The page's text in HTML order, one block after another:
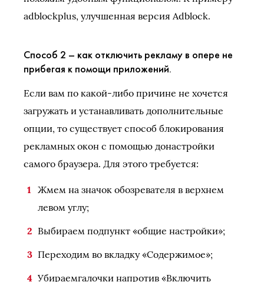
adblockplus, улучшенная версия Adblock.
Способ 2 – как отключить рекламу в опере не
прибегая к помощи приложений.
Если вам по какой-либо причине не хочется
загружать и устанавливать дополнительные
опции, то существует способ блокирования
рекламных окон с помощью донастройки
самого браузера. Для этого требуется:
Жмем на значок обозревателя в верхнем
левом углу;
Выбираем подпункт «общие настройки»;
Переходим во вкладку «Содержимое»;
Убираемгалочки напротив «Включить